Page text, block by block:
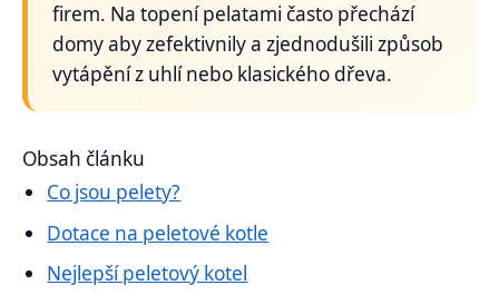
firem. Na topení pelatami často přechází
domy aby zefektivnily a zjednodušili způsob
vytápění z uhlí nebo klasického dřeva.
Obsah článku
Co jsou pelety?
Dotace na peletové kotle
Nejlepší peletový kotel